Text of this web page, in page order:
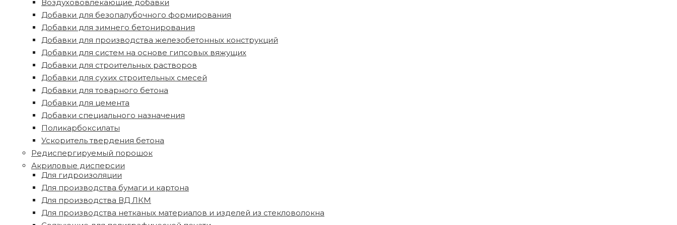
Воздухововлекающие добавки
Добавки для безопалубочного формирования
Добавки для зимнего бетонирования
Добавки для производства железобетонных конструкций
Добавки для систем на основе гипсовых вяжущих
Добавки для строительных растворов
Добавки для сухих строительных смесей
Добавки для товарного бетона
Добавки для цемента
Добавки специального назначения
Поликарбоксилаты
Ускоритель твердения бетона
Редиспергируемый порошок
Акриловые дисперсии
Для гидроизоляции
Для производства бумаги и картона
Для производства ВД ЛКМ
Для производства нетканых материалов и изделей из стекловолокна